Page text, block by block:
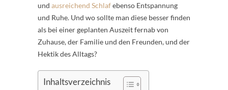
und ausreichend Schlafebenso Entspannung
und Ruhe. Und wo sollte man diese besser finden
als bei einer geplanten Auszeit fernab von
Zuhause, der Familie und den Freunden, und der
Hektik des Alltags?
Inhaltsverzeichnis